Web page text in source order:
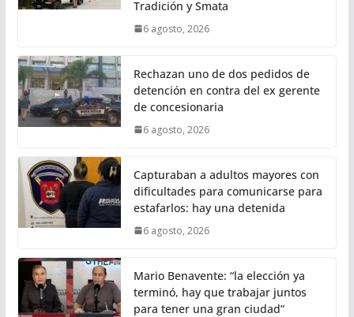
Tradición y Smata
6 agosto, 2026
Rechazan uno de dos pedidos de
detención en contra del ex gerente
de concesionaria
6 agosto, 2026
Capturaban a adultos mayores con
dificultades para comunicarse para
estafarlos: hay una detenida
6 agosto, 2026
Mario Benavente: “la elección ya
terminó, hay que trabajar juntos
para tener una gran ciudad”